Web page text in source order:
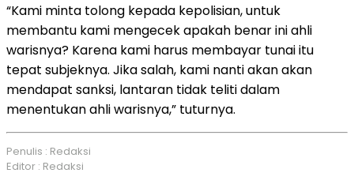
“Kami minta tolong kepada kepolisian, untuk
membantu kami mengecek apakah benar ini ahli
warisnya? Karena kami harus membayar tunai itu
tepat subjeknya. Jika salah, kami nanti akan akan
mendapat sanksi, lantaran tidak teliti dalam
menentukan ahli warisnya,” tuturnya.
Penulis : Redaksi
Editor : Redaksi